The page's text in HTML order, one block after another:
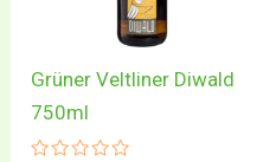
Grüner Veltliner Diwald
750ml